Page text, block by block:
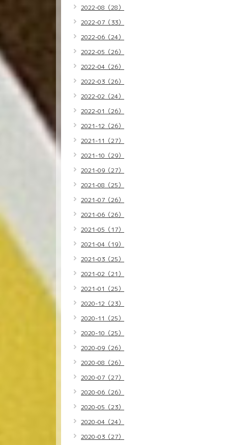
2022-08（28）
2022-07（33）
2022-06（24）
2022-05（26）
2022-04（26）
2022-03（26）
2022-02（24）
2022-01（26）
2021-12（26）
2021-11（27）
2021-10（29）
2021-09（27）
2021-08（25）
2021-07（26）
2021-06（26）
2021-05（17）
2021-04（19）
2021-03（25）
2021-02（21）
2021-01（25）
2020-12（23）
2020-11（25）
2020-10（25）
2020-09（26）
2020-08（26）
2020-07（27）
2020-06（26）
2020-05（23）
2020-04（24）
2020-03（27）